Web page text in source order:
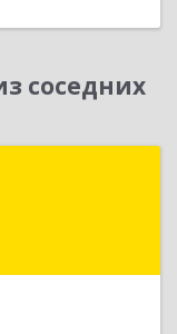
соседних
Советская ул,